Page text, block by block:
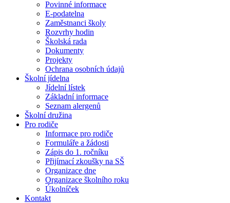
Povinné informace
E-podatelna
Zaměstnanci školy
Rozvrhy hodin
Školská rada
Dokumenty
Projekty
Ochrana osobních údajů
Školní jídelna
Jídelní lístek
Základní informace
Seznam alergenů
Školní družina
Pro rodiče
Informace pro rodiče
Formuláře a žádosti
Zápis do 1. ročníku
Přijímací zkoušky na SŠ
Organizace dne
Organizace školního roku
Úkolníček
Kontakt